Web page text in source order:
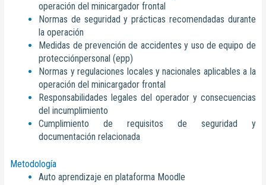
operación del minicargador frontal
Normas de seguridad y prácticas recomendadas durante
la operación
Medidas de prevención de accidentes y uso de equipo de
protecciónpersonal (epp)
Normas y regulaciones locales y nacionales aplicables a la
operación del minicargador frontal
Responsabilidades legales del operador y consecuencias
del incumplimiento
Cumplimiento de requisitos de seguridad y
documentación relacionada
Metodología
Auto aprendizaje en plataforma Moodle